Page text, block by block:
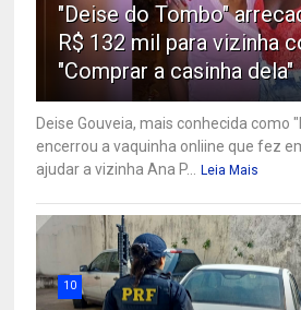
"Deise do Tombo"
R$ 132 mil para vizinha
"Comprar a casinha dela"
Deise Gouveia, mais conhecida como
encerrou a vaquinha onliine que fez
ajudar a vizinha Ana P... Leia Mais
10